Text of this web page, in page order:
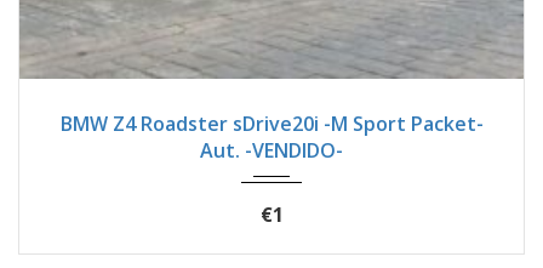
BMW Z4 Roadster sDrive20i -M Sport Packet-
Aut. -VENDIDO-
€1